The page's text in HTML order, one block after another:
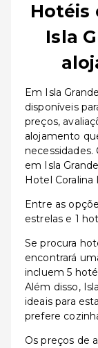
Hotéis
Isla
Em Isla
disponíveis
preços,
alojamento
necessidades.
em Isla
Hotel Coralina
Entre as
estrelas e 1
Se procura
encontrará
incluem 5
Além disso,
ideais para
prefere
Os preços de